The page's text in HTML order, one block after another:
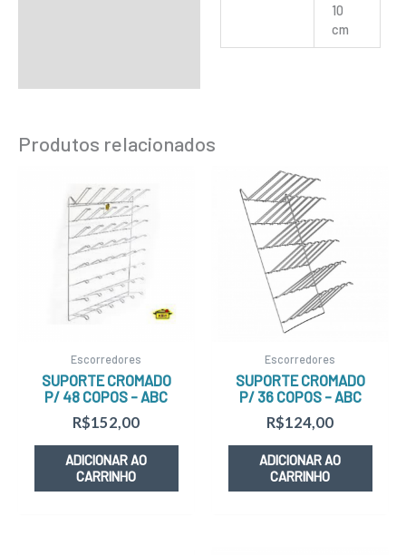
10
cm
Produtos relacionados
Escorredores
SUPORTE CROMADO
P/ 48 COPOS – ABC
R$152,00
ADICIONAR AO
CARRINHO
Escorredores
SUPORTE CROMADO
P/ 36 COPOS – ABC
R$124,00
ADICIONAR AO
CARRINHO